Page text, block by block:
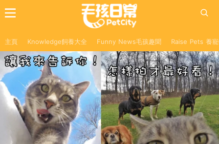
主頁 Knowledge飼養大全 Funny News毛孩趣聞 Raise Pets 養